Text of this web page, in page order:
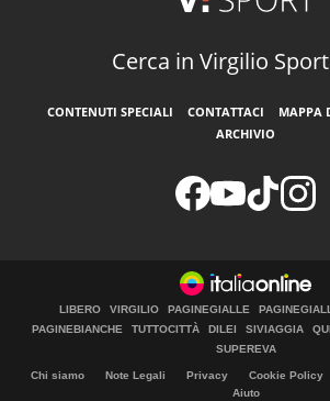
Cerca in Virgilio
CONTENUTI SPECIALI CONTATTACI MAPPA
ARCHIVIO
LIBERO VIRGILIO PAGINEGIALLE
PAGINEBIANCHE
TUTTOCITTÀ DILEI SIVIAGGIA
SUPEREVA
Chi siamo Note Legali Privacy Cookie Policy
Aiuto